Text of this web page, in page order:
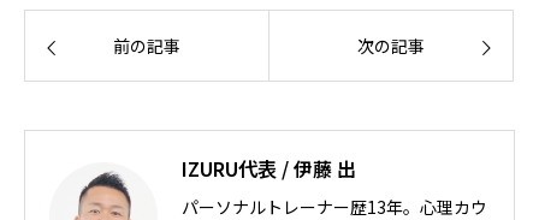
前の記事 次の記事
IZURU代表 / 伊藤 出
パーソナルトレーナー歴13年。心理カウ